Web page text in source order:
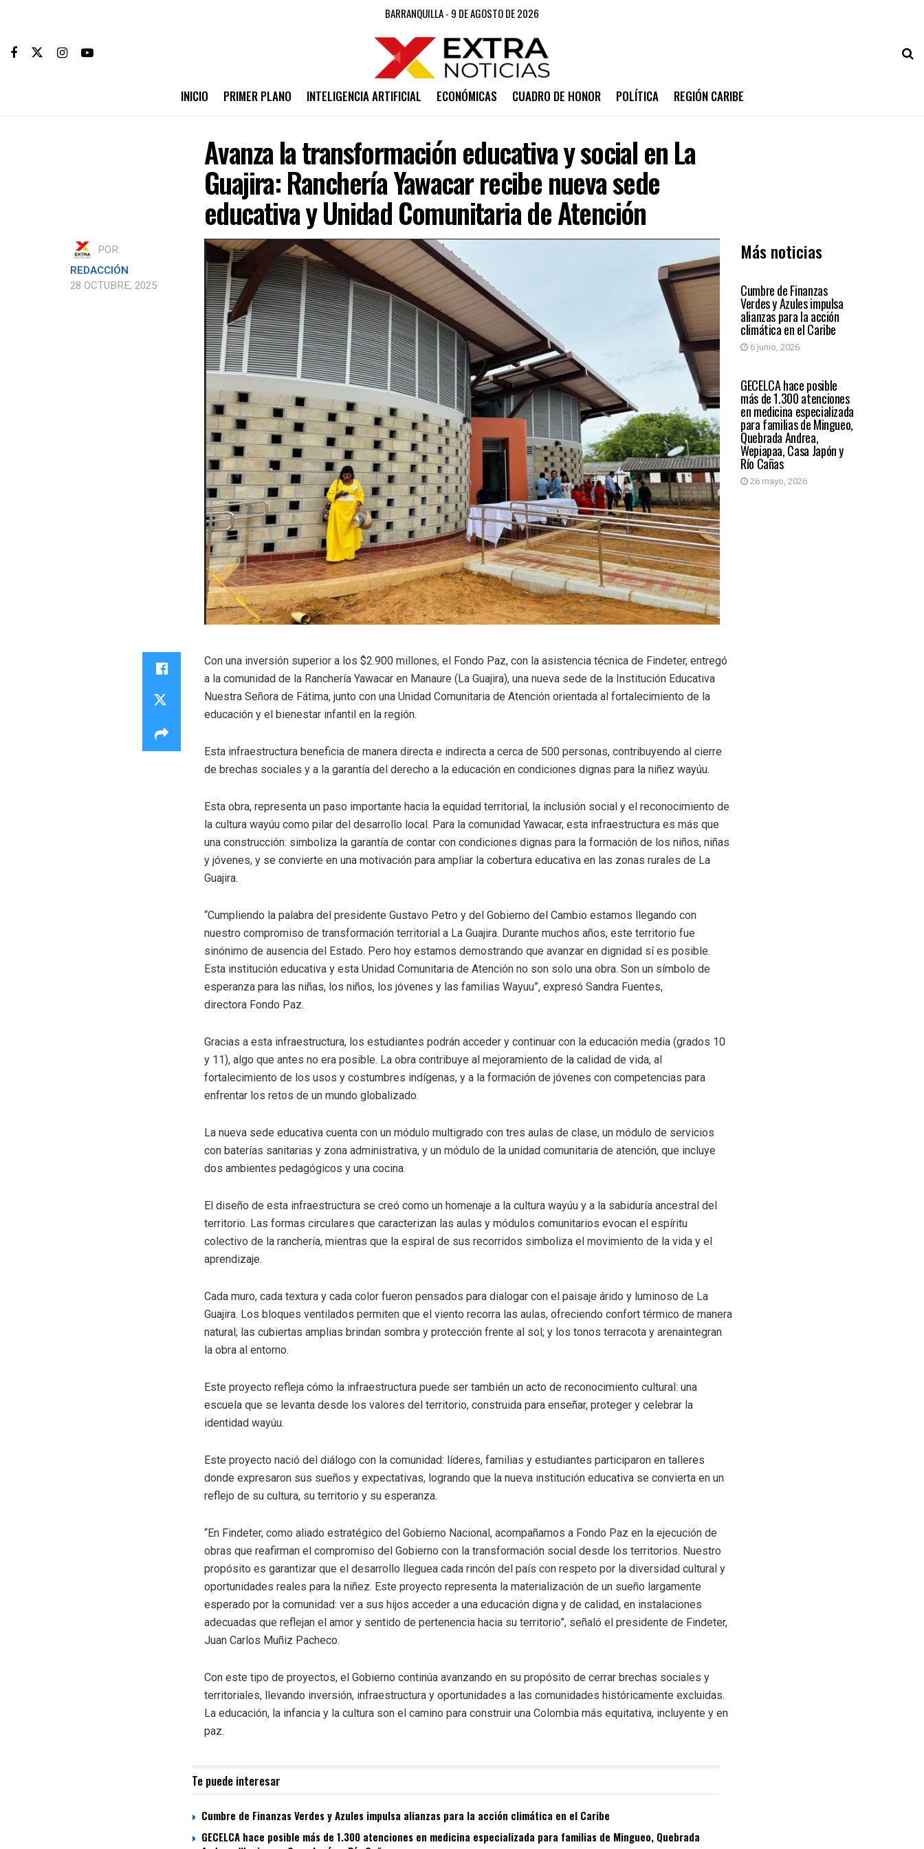
BARRANQUILLA - 9 DE AGOSTO DE 2026
INICIO PRIMER PLANO INTELIGENCIA ARTIFICIAL ECONÓMICAS CUADRO DE HONOR POLÍTICA REGIÓN CARIBE
Avanza la transformación educativa y social en La
Guajira: Ranchería Yawacar recibe nueva sede
educativa y Unidad Comunitaria de Atención
POR:
REDACCIÓN
28 OCTUBRE, 2025
Más noticias
REGIÓN CARIBE
Cumbre de Finanzas
Verdes y Azules impulsa
alianzas para la acción
climática en el Caribe
6 junio, 2026
REGIÓN CARIBE
GECELCA hace posible
más de 1.300 atenciones
en medicina especializada
para familias de Mingueo,
Quebrada Andrea,
Wepiapaa, Casa Japón y
Río Cañas
26 mayo, 2026
Con una inversión superior a los $2.900 millones, el Fondo Paz, con la asistencia técnica de Findeter, entregó
a la comunidad de la Ranchería Yawacar en Manaure (La Guajira), una nueva sede de la Institución Educativa
Nuestra Señora de Fátima, junto con una Unidad Comunitaria de Atención orientada al fortalecimiento de la
educación y el bienestar infantil en la región.
Esta infraestructura beneficia de manera directa e indirecta a cerca de 500 personas, contribuyendo al cierre
de brechas sociales y a la garantía del derecho a la educación en condiciones dignas para la niñez wayúu.
Esta obra, representa un paso importante hacia la equidad territorial, la inclusión social y el reconocimiento de
la cultura wayúu como pilar del desarrollo local. Para la comunidad Yawacar, esta infraestructura es más que
una construcción: simboliza la garantía de contar con condiciones dignas para la formación de los niños, niñas
y jóvenes, y se convierte en una motivación para ampliar la cobertura educativa en las zonas rurales de La
Guajira.
“Cumpliendo la palabra del presidente Gustavo Petro y del Gobierno del Cambio estamos llegando con
nuestro compromiso de transformación territorial a La Guajira. Durante muchos años, este territorio fue
sinónimo de ausencia del Estado. Pero hoy estamos demostrando que avanzar en dignidad sí es posible.
Esta institución educativa y esta Unidad Comunitaria de Atención no son solo una obra. Son un símbolo de
esperanza para las niñas, los niños, los jóvenes y las familias Wayuu”, expresó Sandra Fuentes,
directora Fondo Paz.
Gracias a esta infraestructura, los estudiantes podrán acceder y continuar con la educación media (grados 10
y 11), algo que antes no era posible. La obra contribuye al mejoramiento de la calidad de vida, al
fortalecimiento de los usos y costumbres indígenas, y a la formación de jóvenes con competencias para
enfrentar los retos de un mundo globalizado.
La nueva sede educativa cuenta con un módulo multigrado con tres aulas de clase, un módulo de servicios
con baterías sanitarias y zona administrativa, y un módulo de la unidad comunitaria de atención, que incluye
dos ambientes pedagógicos y una cocina.
El diseño de esta infraestructura se creó como un homenaje a la cultura wayúu y a la sabiduría ancestral del
territorio. Las formas circulares que caracterizan las aulas y módulos comunitarios evocan el espíritu
colectivo de la ranchería, mientras que la espiral de sus recorridos simboliza el movimiento de la vida y el
aprendizaje.
Cada muro, cada textura y cada color fueron pensados para dialogar con el paisaje árido y luminoso de La
Guajira. Los bloques ventilados permiten que el viento recorra las aulas, ofreciendo confort térmico de manera
natural; las cubiertas amplias brindan sombra y protección frente al sol; y los tonos terracota y arenaintegran
la obra al entorno.
Este proyecto refleja cómo la infraestructura puede ser también un acto de reconocimiento cultural: una
escuela que se levanta desde los valores del territorio, construida para enseñar, proteger y celebrar la
identidad wayúu.
Este proyecto nació del diálogo con la comunidad: líderes, familias y estudiantes participaron en talleres
donde expresaron sus sueños y expectativas, logrando que la nueva institución educativa se convierta en un
reflejo de su cultura, su territorio y su esperanza.
“En Findeter, como aliado estratégico del Gobierno Nacional, acompañamos a Fondo Paz en la ejecución de
obras que reafirman el compromiso del Gobierno con la transformación social desde los territorios. Nuestro
propósito es garantizar que el desarrollo lleguea cada rincón del país con respeto por la diversidad cultural y
oportunidades reales para la niñez. Este proyecto representa la materialización de un sueño largamente
esperado por la comunidad: ver a sus hijos acceder a una educación digna y de calidad, en instalaciones
adecuadas que reflejan el amor y sentido de pertenencia hacia su territorio”, señaló el presidente de Findeter,
Juan Carlos Muñiz Pacheco.
Con este tipo de proyectos, el Gobierno continúa avanzando en su propósito de cerrar brechas sociales y
territoriales, llevando inversión, infraestructura y oportunidades a las comunidades históricamente excluidas.
La educación, la infancia y la cultura son el camino para construir una Colombia más equitativa, incluyente y en
paz.
Te puede interesar
Cumbre de Finanzas Verdes y Azules impulsa alianzas para la acción climática en el Caribe
GECELCA hace posible más de 1.300 atenciones en medicina especializada para familias de Mingueo, Quebrada